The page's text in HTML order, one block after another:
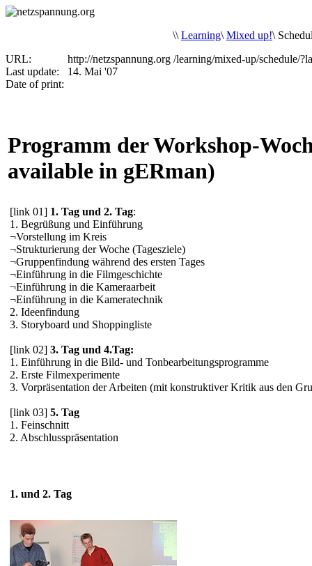
\\ Learning\ Mixed up!\
URL:
http://netzspannung.org /learning/mixed-up/schedule/
Last update:
14. Mai '07
Date of print:
Programm der Workshop-
available in gERman)
[link 01] 1. Tag und 2. Tag:
1. Begrüßung und Einführung
¬Vorstellung im Kreis
¬Strukturierung der Woche (Tagesziele)
¬Gruppenfindung während des ersten Tages
¬Einführung in die Filmgeschichte
¬Einführung in die Kameraarbeit
¬Einführung in die Kameratechnik
2. Ideenfindung
3. Storyboard und Shoppingliste
[link 02] 3. Tag und 4.Tag:
1. Einführung in die Bild- und Tonbearbeitungsprogramme
2. Erste Filmexperimente
3. Vorpräsentation der Arbeiten (mit konstruktiver Kritik aus den
[link 03] 5. Tag
1. Feinschnitt
2. Abschlusspräsentation
1. und 2. Tag